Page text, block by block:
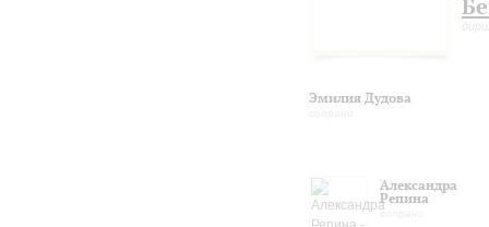
Эмилия Дудова
Александра
Репина
сопрано